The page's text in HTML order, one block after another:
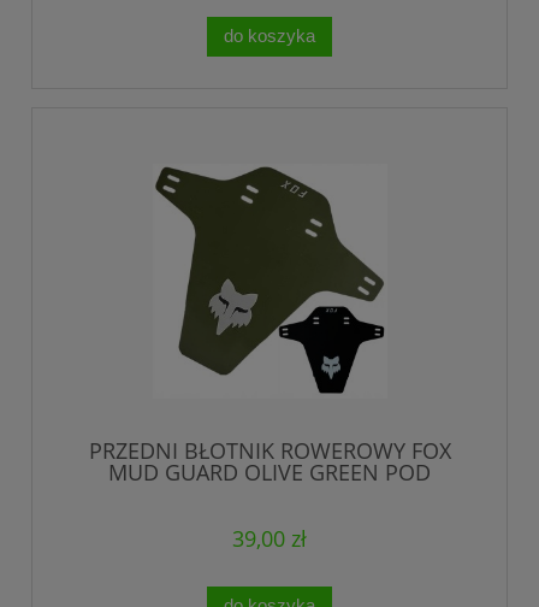
do koszyka
PRZEDNI BŁOTNIK ROWEROWY FOX
MUD GUARD OLIVE GREEN POD
39,00 zł